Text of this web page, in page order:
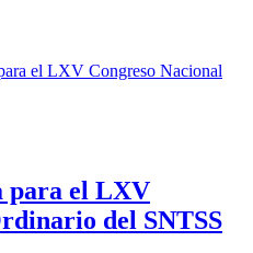
para el LXV
del SNTSS